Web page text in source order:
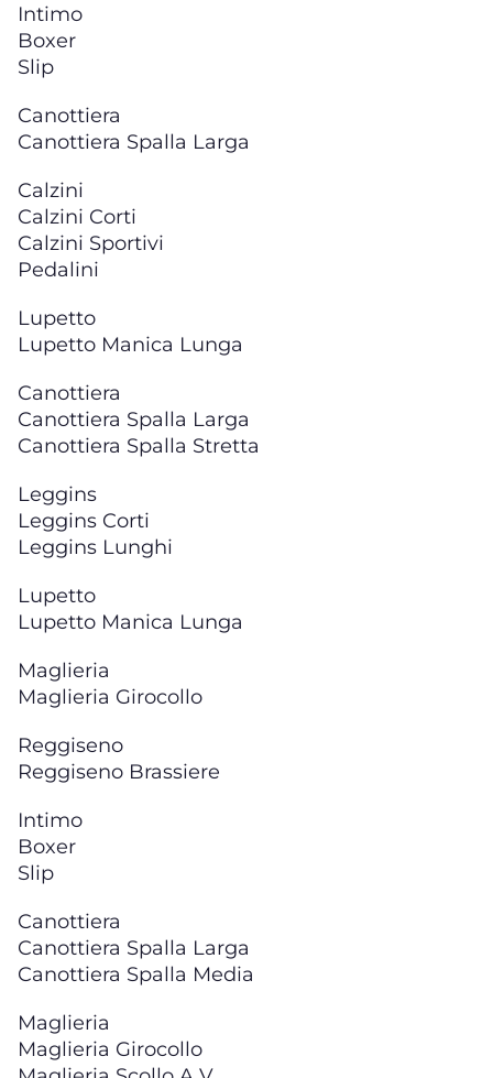
Intimo
Boxer
Slip
Canottiera
Canottiera Spalla Larga
Calzini
Calzini Corti
Calzini Sportivi
Pedalini
Lupetto
Lupetto Manica Lunga
Canottiera
Canottiera Spalla Larga
Canottiera Spalla Stretta
Leggins
Leggins Corti
Leggins Lunghi
Lupetto
Lupetto Manica Lunga
Maglieria
Maglieria Girocollo
Reggiseno
Reggiseno Brassiere
Intimo
Boxer
Slip
Canottiera
Canottiera Spalla Larga
Canottiera Spalla Media
Maglieria
Maglieria Girocollo